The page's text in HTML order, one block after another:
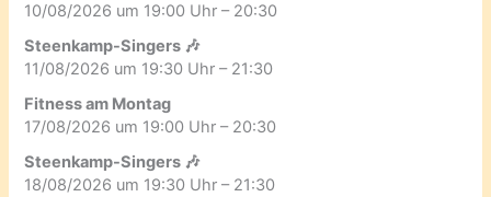
10/08/2026 um 19:00 Uhr – 20:30
Steenkamp-Singers 🎶
11/08/2026 um 19:30 Uhr – 21:30
Fitness am Montag
17/08/2026 um 19:00 Uhr – 20:30
Steenkamp-Singers 🎶
18/08/2026 um 19:30 Uhr – 21:30